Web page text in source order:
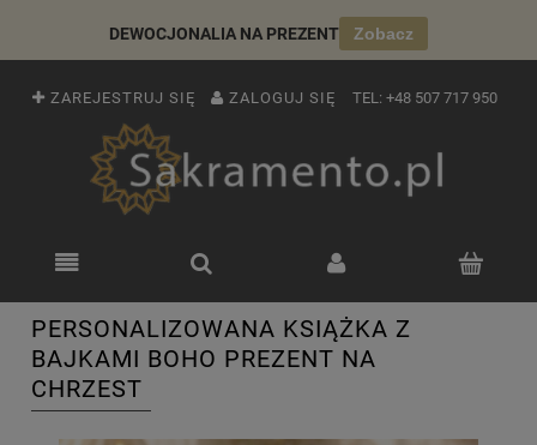
DEWOCJONALIA NA PREZENT Zobacz
ZAREJESTRUJ SIĘ ZALOGUJ SIĘ TEL: +48 507 717 950
PERSONALIZOWANA KSIĄŻKA Z
BAJKAMI BOHO PREZENT NA
CHRZEST